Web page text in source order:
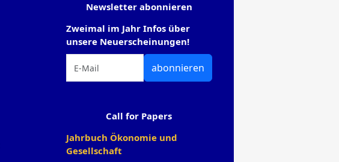
Newsletter abonnieren
Zweimal im Jahr Infos über
unsere Neuerscheinungen!
abonnieren
Call for Papers
Jahrbuch Ökonomie und
Gesellschaft